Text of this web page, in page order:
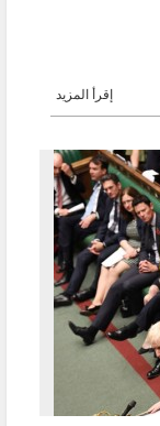
إقرأ المزيد